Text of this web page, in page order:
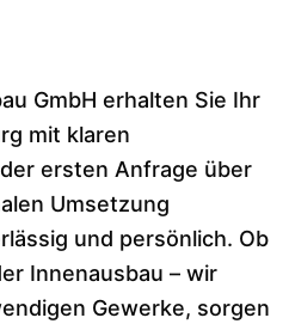
GmbH erhalten Sie Ihr
mit klaren
ersten Anfrage über
Umsetzung
und persönlich. Ob
Innenausbau – wir
Gewerke, sorgen